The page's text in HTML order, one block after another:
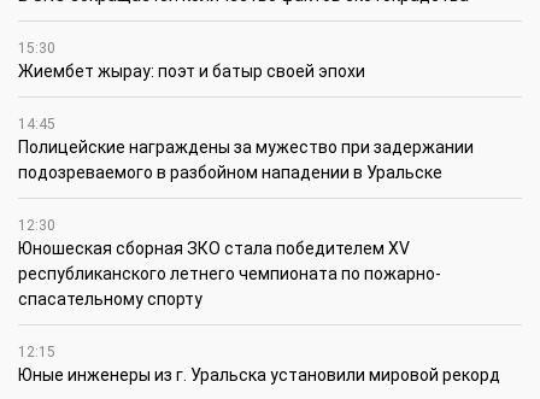
15:30
Жиембет жырау: поэт и батыр своей эпохи
14:45
Полицейские награждены за мужество при задержании
подозреваемого в разбойном нападении в Уральске
12:30
Юношеская сборная ЗКО стала победителем XV
республиканского летнего чемпионата по пожарно-
спасательному спорту
12:15
Юные инженеры из г. Уральска установили мировой рекорд